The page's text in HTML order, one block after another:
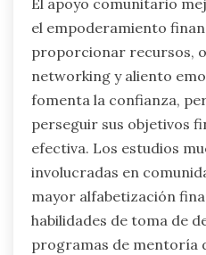
El apoyo comunitario
el empoderamiento
proporcionar recursos,
networking y aliento
fomenta la confianza,
perseguir sus objetivos
efectiva. Los estudios
involucradas en
mayor alfabetización
habilidades de toma de
programas de mentoría